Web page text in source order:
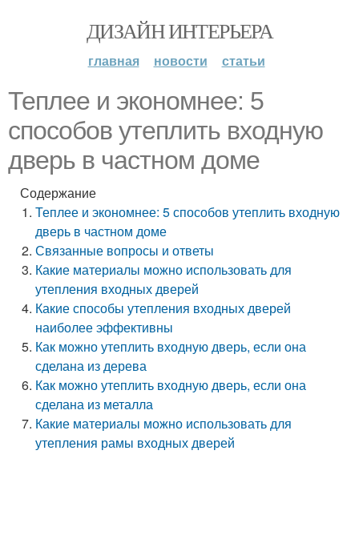
ДИЗАЙН ИНТЕРЬЕРА
главная новости статьи
Теплее и экономнее: 5
способов утеплить входную
дверь в частном доме
Содержание
Теплее и экономнее: 5 способов утеплить входную
дверь в частном доме
Связанные вопросы и ответы
Какие материалы можно использовать для
утепления входных дверей
Какие способы утепления входных дверей
наиболее эффективны
Как можно утеплить входную дверь, если она
сделана из дерева
Как можно утеплить входную дверь, если она
сделана из металла
Какие материалы можно использовать для
утепления рамы входных дверей